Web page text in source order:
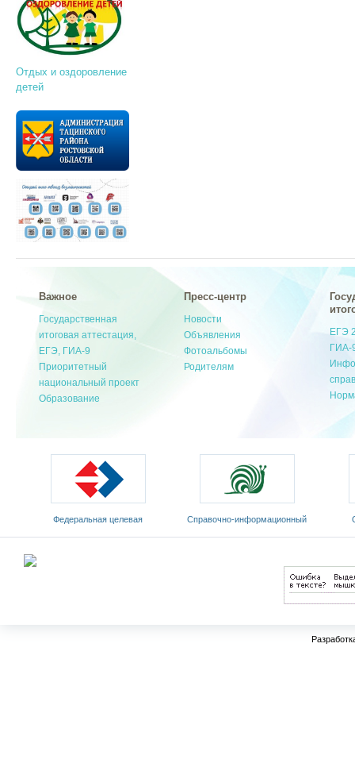
Отдых и оздоровление
детей
Важное
Государственная
итоговая аттестация,
ЕГЭ, ГИА-9
Приоритетный
национальный проект
Образование
Пресс-центр
Новости
Объявления
Фотоальбомы
Родителям
ЕГЭ
ГИА-
Федеральная целевая
программа развития
Cправочно-информационный
портал «Русский язык»